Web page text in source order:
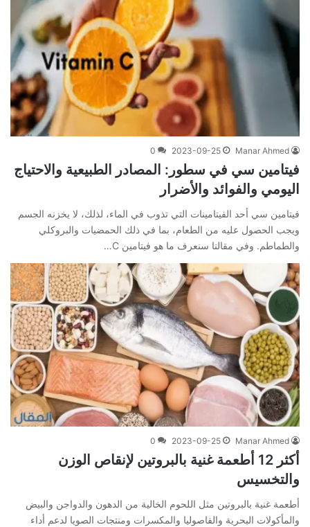
Manar Ahmed
2023-09-25
0
فيتامين سي في سطور: المصادر الطبيعية والاحتياج
اليومي والفوائد والأضرار
فيتامين سي أحد الفيتامينات التي تذوب في الماء، لذلك، لا يخزنه الجسم
ويجب الحصول عليه من الطعام، بما في ذلك الحمضيات والبروكلي
والطماطم. وفي مقالنا سنعرف ما هو فيتامين C…
Manar Ahmed
2023-09-25
0
أكثر 12 أطعمة غنية بالبروتين لإنقاص الوزن
والتخسيس
أطعمة غنية بالبروتين مثل اللحوم الخالية من الدهون والدواجن والبيض
والمأكولات البحرية والفاصوليا والمكسرات ومنتجات الصويا لدعم أداء